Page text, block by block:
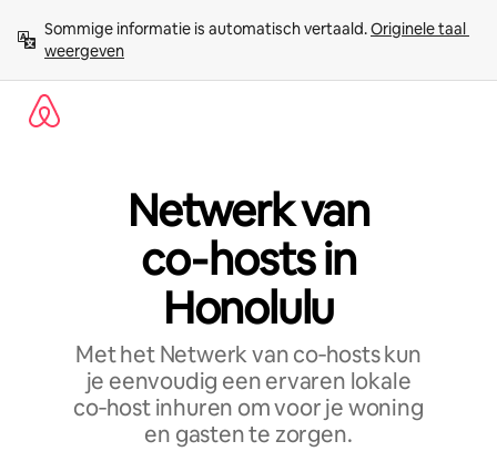
direct
naar
inhoud
Sommige informatie is automatisch vertaald. Originele taal
weergeven
Netwerk van
co‑hosts in
Honolulu
Met het Netwerk van co‑hosts kun
je eenvoudig een ervaren lokale
co‑host inhuren om voor je woning
en gasten te zorgen.